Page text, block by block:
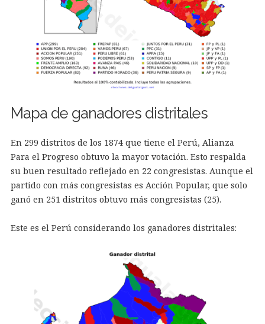
Mapa de ganadores distritales
En 299 distritos de los 1874 que tiene el Perú, Alianza
Para el Progreso obtuvo la mayor votación. Esto respalda
su buen resultado reflejado en 22 congresistas. Aunque el
partido con más congresistas es Acción Popular, que solo
ganó en 251 distritos obtuvo más congresistas (25).
Este es el Perú considerando los ganadores distritales: